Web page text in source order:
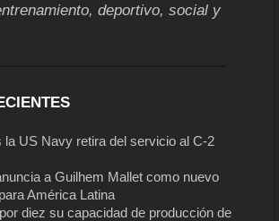
deportivo, social y
la US Navy retira del servicio al C-2
a Guilhem Mallet como nuevo
América Latina
diez su capacidad de producción de